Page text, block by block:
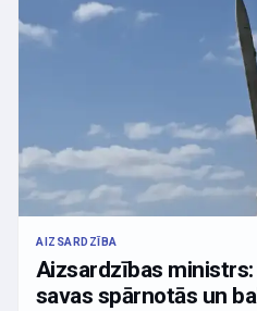
AIZSARDZĪBA
Aizsardzības
savas spārnotās un